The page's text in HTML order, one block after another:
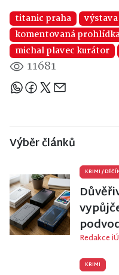
titanic praha
komentovaná
michal plavec kurátor
11681
Sdílejte článek
Výběr článků
KRIMI /
Redakce
KRIMI